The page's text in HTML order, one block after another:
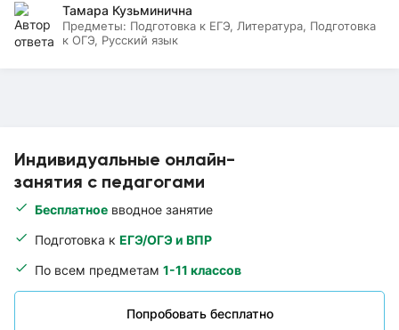
Индивидуальные онлайн-
занятия с педагогами
Бесплатное вводное занятие
Подготовка к ЕГЭ/ОГЭ и ВПР
По всем предметам 1-11 классов
Попробовать бесплатно
Тамара Кузьминична
Предметы: Подготовка к ЕГЭ, Литература, Подготовка
к ОГЭ, Русский язык